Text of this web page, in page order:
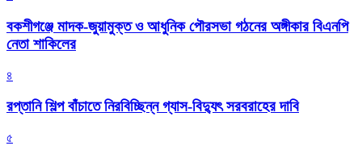
বকশীগঞ্জে মাদক-জুয়ামুক্ত ও আধুনিক পৌরসভা গঠনের অঙ্গীকার বিএনপি
নেতা শাকিলের
৪
রপ্তানি শিল্প বাঁচাতে নিরবিচ্ছিন্ন গ্যাস-বিদ্যুৎ সরবরাহের দাবি
৫